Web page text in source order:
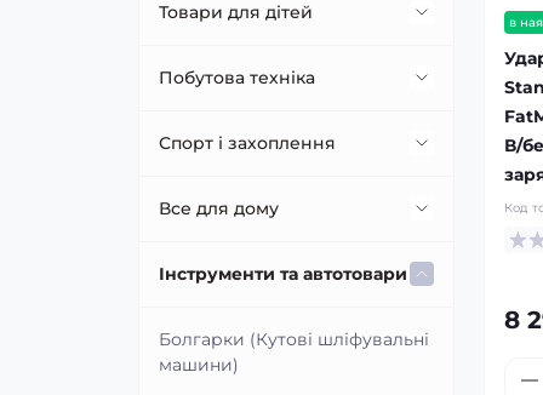
Товари для дітей
Коляски
Комплекти Cybex
Автокрісла
Побутова техніка
Техніка для кухні
М'ясорубки
Мультипечі, фритюрниці
Настільна варильна поверхня
Техніка для дому
Відпарювачі для одягу
Кондиціонери
Спорт і захоплення
Басейни
Рації
Спортивні товари
Все для дому
Меблі
Комп'ютерні і офісні столи
Сантехніка
Інструменти та автотовари
Болгарки (Кутові шліфувальні
машини)
в
В/
Код
8